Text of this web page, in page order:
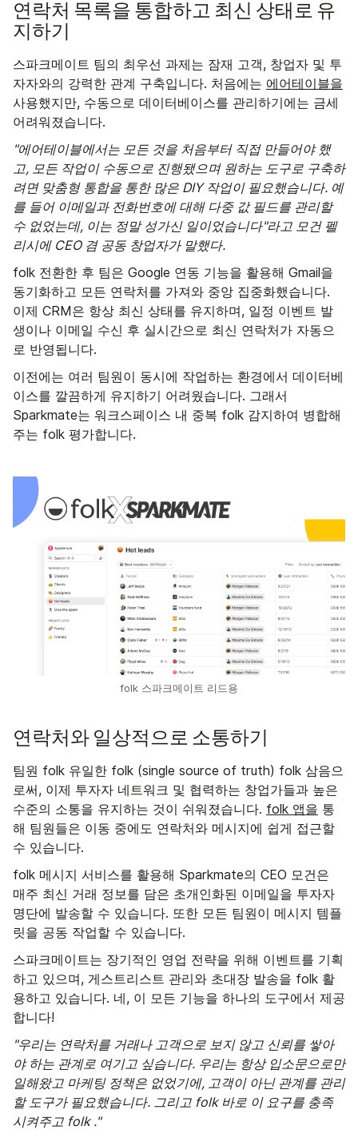
연락처 목록을 통합하고 최신 상태로 유
지하기
스파크메이트 팀의 최우선 과제는 잠재 고객, 창업자 및 투
자자와의 강력한 관계 구축입니다. 처음에는 에어테이블을
사용했지만, 수동으로 데이터베이스를 관리하기에는 금세
어려워졌습니다.
"에어테이블에서는 모든 것을 처음부터 직접 만들어야 했
고, 모든 작업이 수동으로 진행됐으며 원하는 도구로 구축하
려면 맞춤형 통합을 통한 많은 DIY 작업이 필요했습니다. 예
를 들어 이메일과 전화번호에 대해 다중 값 필드를 관리할
수 없었는데, 이는 정말 성가신 일이었습니다"라고 모건 펠
리시에 CEO 겸 공동 창업자가 말했다.
folk 전환한 후 팀은 Google 연동 기능을 활용해 Gmail을
동기화하고 모든 연락처를 가져와 중앙 집중화했습니다.
이제 CRM은 항상 최신 상태를 유지하며, 일정 이벤트 발
생이나 이메일 수신 후 실시간으로 최신 연락처가 자동으
로 반영됩니다.
이전에는 여러 팀원이 동시에 작업하는 환경에서 데이터베
이스를 깔끔하게 유지하기 어려웠습니다. 그래서
Sparkmate는 워크스페이스 내 중복 folk 감지하여 병합해
주는 folk 평가합니다.
folk 스파크메이트 리드용
연락처와 일상적으로 소통하기
팀원 folk 유일한 folk (single source of truth) folk 삼음으
로써, 이제 투자자 네트워크 및 협력하는 창업가들과 높은
수준의 소통을 유지하는 것이 쉬워졌습니다. folk 앱을 통
해 팀원들은 이동 중에도 연락처와 메시지에 쉽게 접근할
수 있습니다.
folk 메시지 서비스를 활용해 Sparkmate의 CEO 모건은
매주 최신 거래 정보를 담은 초개인화된 이메일을 투자자
명단에 발송할 수 있습니다. 또한 모든 팀원이 메시지 템플
릿을 공동 작업할 수 있습니다.
스파크메이트는 장기적인 영업 전략을 위해 이벤트를 기획
하고 있으며, 게스트리스트 관리와 초대장 발송을 folk 활
용하고 있습니다. 네, 이 모든 기능을 하나의 도구에서 제공
합니다!
"우리는 연락처를 거래나 고객으로 보지 않고 신뢰를 쌓아
야 하는 관계로 여기고 싶습니다. 우리는 항상 입소문으로만
일해왔고 마케팅 정책은 없었기에, 고객이 아닌 관계를 관리
할 도구가 필요했습니다. 그리고 folk 바로 이 요구를 충족
시켜주고 folk ."